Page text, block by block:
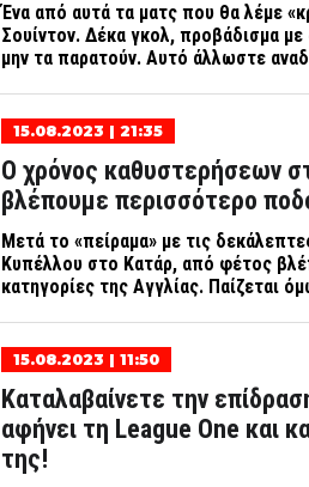
Ένα από αυτά τα ματς που θα λέμε
Σουίντον. Δέκα γκολ, προβάδισμα
μην τα παρατούν. Αυτό άλλωστε
15.08.2023 | 21:35
Ο χρόνος καθυστερήσεων
βλέπουμε περισσότερο
Μετά το «πείραμα» με τις
Κυπέλλου στο Κατάρ, από φέτος
κατηγορίες της Αγγλίας. Παίζεται
15.08.2023 | 11:50
Καταλαβαίνετε την
αφήνει τη League One και
της!